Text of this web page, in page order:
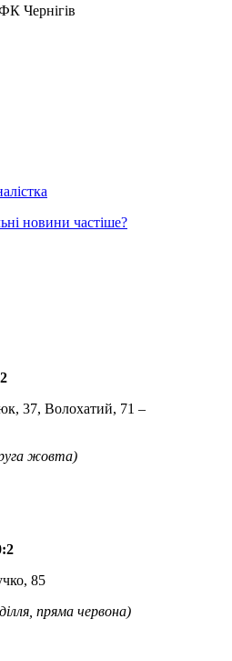
Чернігів
новини частіше?
37, Волохатий, 71 –
жовта)
85
пряма червона)